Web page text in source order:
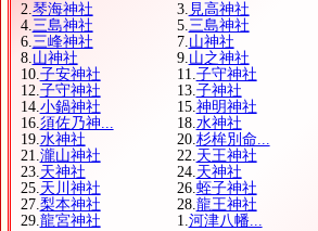
2.琴海神社 3. 見高神社
4.三島神社 5.三島神社
6.三峰神社 7.山神社
8.山神社 9.山之神社
10.子安神社 11.子守神社
12.子守神社 13.子神社
14.小鍋神社 15.神明神社
16.須佐乃神... 18.水神社
19.水神社 20.杉桙別命...
21.瀧山神社 22.天王神社
23.天神社 24.天神社
25.天川神社 26.蛭子神社
27.梨本神社 28.龍王神社
29.龍宮神社 1.河津八幡...